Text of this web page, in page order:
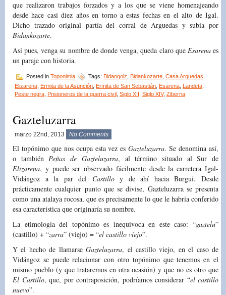
que realizaron trabajos forzados y a los que se viene homenajeando
desde hace casi diez años en torno a estas fechas en el alto de Igal.
Dicho trazado original partía del corral de Arguedas y subía por
Bidankozarte.
Así pues, venga su nombre de donde venga, queda claro que Esarenaes
un paraje con historia.
Posted in Toponimia Tags: Bidangoiz Bidankozarte Casa Arguedas
Elizarena Ermita de la Asunción Ermita de San Sebastián Esarena Landeta
Peste negra Prisioneros de la guerra civil Siglo XII Siglo XIV, Ziberria
Gazteluzarra
marzo 22nd, 2013 No Comments
El topónimo que nos ocupa esta vez esGazteluzarra. Se denomina así,
o también Peñas de Gazteluzarra, al término situado al Sur de
Elizarena, y puede ser observado fácilmente desde la carretera Igal-
Vidángoz a la par del Castilloy de ahí hacia Burgui. Desde
prácticamente cualquier punto que se divise, Gazteluzarra se presenta
como una atalaya rocosa, que es precisamente lo que le habría conferido
esa característica que originaría su nombre.
La etimología del topónimo es inequívoca en este caso: “gaztelu”
(castillo) + “zarra” (viejo) = “el castillo viejo”.
Y el hecho de llamarseGazteluzarra, el castillo viejo, en el caso de
Vidángoz se puede relacionar con otro topónimo que tenemos en el
mismo pueblo (y que trataremos en otra ocasión) y que no es otro que
El Castillo, que, por contraposición, podríamos considerar “el castillo
nuevo”.